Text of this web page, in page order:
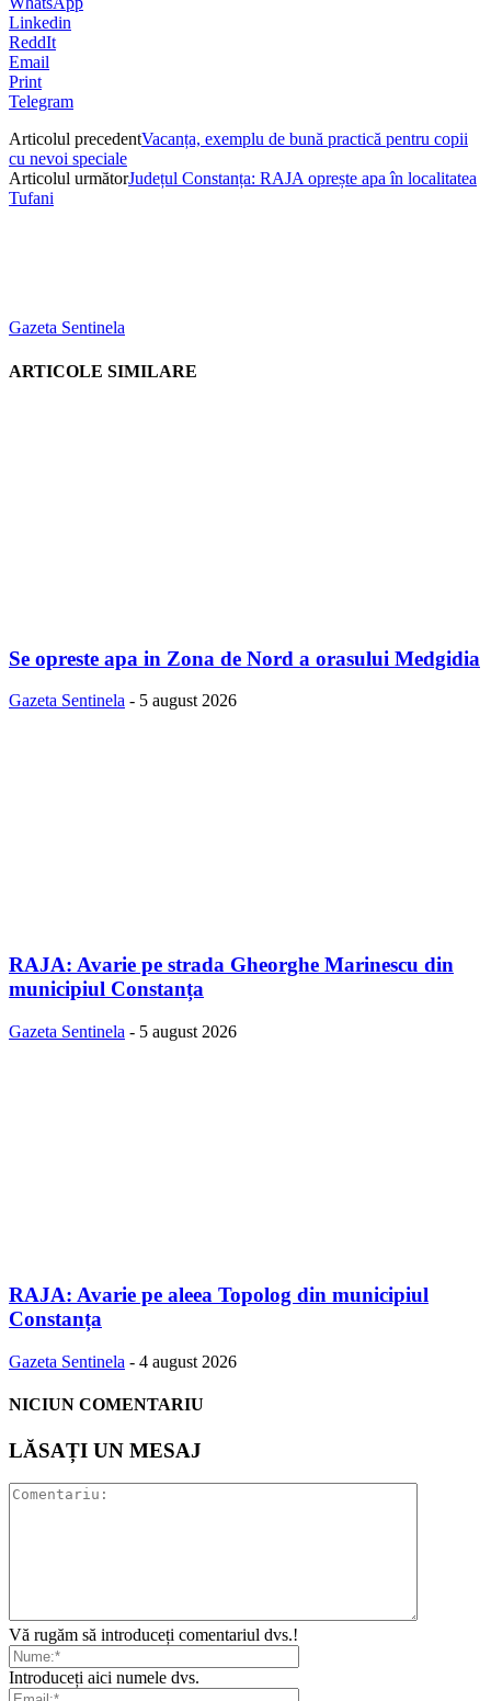
Linkedin
ReddIt
Email
Print
Telegram
Articolul precedentVacanța, exemplu de bună practică pentru copii
cu nevoi speciale
Articolul următorJudețul Constanța: RAJA oprește apa în localitatea
Tufani
Gazeta Sentinela
ARTICOLE SIMILARE
Se opreste apa in Zona de Nord a orasului Medgidia
Gazeta Sentinela - 5 august 2026
RAJA: Avarie pe strada Gheorghe Marinescu din
municipiul Constanța
Gazeta Sentinela - 5 august 2026
RAJA: Avarie pe aleea Topolog din municipiul
Constanța
Gazeta Sentinela - 4 august 2026
NICIUN COMENTARIU
LĂSAȚI UN MESAJ
Vă rugăm să introduceți comentariul dvs.!
Introduceți aici numele dvs.